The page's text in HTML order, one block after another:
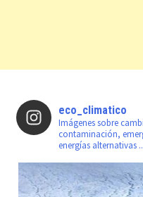
eco_climatico
Imágenes sobre
contaminación,
energías alternativas